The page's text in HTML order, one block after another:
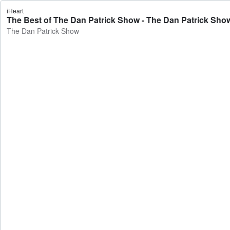
iHeart
The Best of The Dan Patrick Show - The Dan Patrick
The Dan Patrick Show